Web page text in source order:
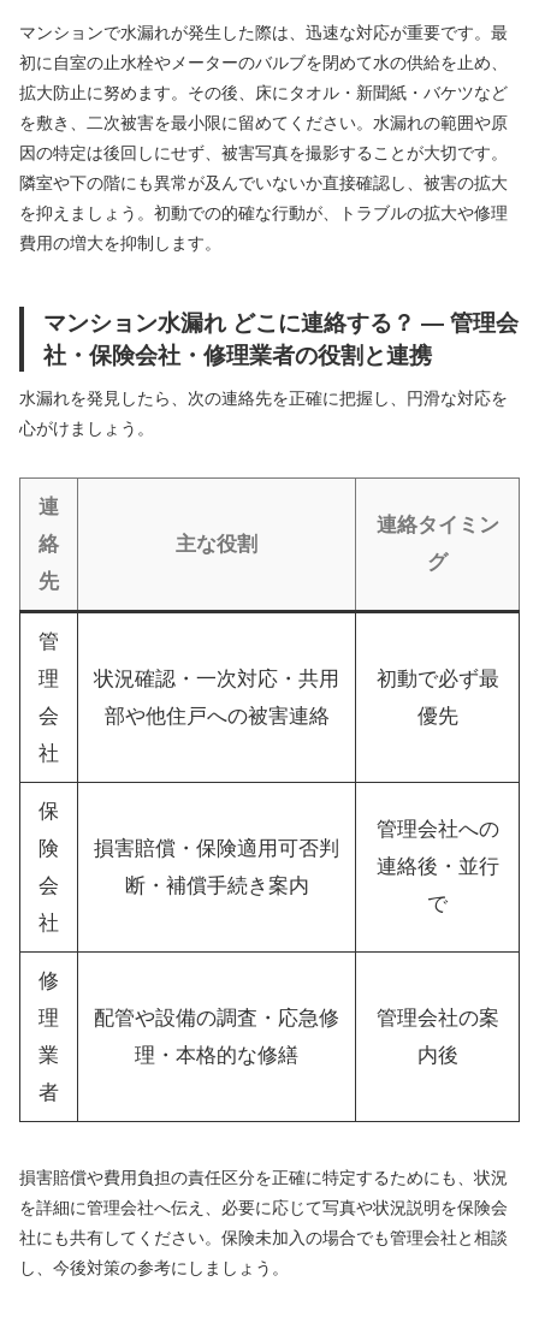
マンションで水漏れが発生した際は、迅速な対応が重要です。最
初に自室の止水栓やメーターのバルブを閉めて水の供給を止め、
拡大防止に努めます。その後、床にタオル・新聞紙・バケツなど
を敷き、二次被害を最小限に留めてください。水漏れの範囲や原
因の特定は後回しにせず、被害写真を撮影することが大切です。
隣室や下の階にも異常が及んでいないか直接確認し、被害の拡大
を抑えましょう。初動での的確な行動が、トラブルの拡大や修理
費用の増大を抑制します。
マンション水漏れ どこに連絡する？ — 管理会
社・保険会社・修理業者の役割と連携
水漏れを発見したら、次の連絡先を正確に把握し、円滑な対応を
心がけましょう。
連
絡
先
主な役割
連絡タイミン
グ
管
理
会
社
状況確認・一次対応・共用
部や他住戸への被害連絡
初動で必ず最
優先
保
険
会
社
損害賠償・保険適用可否判
断・補償手続き案内
管理会社への
連絡後・並行
で
修
理
業
者
配管や設備の調査・応急修
理・本格的な修繕
管理会社の案
内後
損害賠償や費用負担の責任区分を正確に特定するためにも、状況
を詳細に管理会社へ伝え、必要に応じて写真や状況説明を保険会
社にも共有してください。保険未加入の場合でも管理会社と相談
し、今後対策の参考にしましょう。